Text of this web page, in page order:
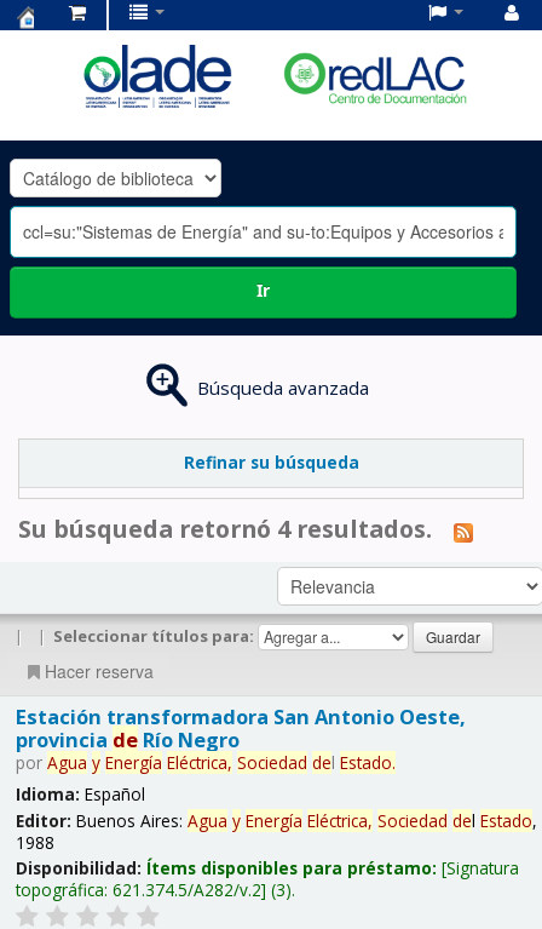
OLADE
-
Ir
Búsqueda avanzada
Refinar su búsqueda
Su búsqueda retornó 4 resultados.
| | Seleccionar títulos para:
Hacer reserva
Estación transformadora San Antonio Oeste,
provincia deRío Negro
por Agua y Energía Eléctrica, Sociedad del Estado.
Idioma: Español
Editor: Buenos Aires: Agua y Energía Eléctrica, Sociedad del Estado,
1988
Disponibilidad: Ítems disponibles para préstamo: Signatura
topográfica: 621.374.5/A282/v.2 (3).